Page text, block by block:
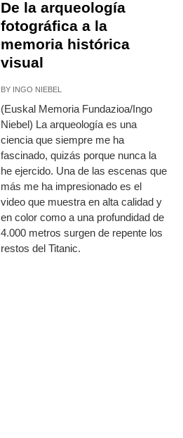
De la arqueología
fotográfica a la
memoria histórica
visual
BY INGO NIEBEL
(Euskal Memoria Fundazioa/Ingo
Niebel) La arqueología es una
ciencia que siempre me ha
fascinado, quizás porque nunca la
he ejercido. Una de las escenas que
más me ha impresionado es el
video que muestra en alta calidad y
en color como a una profundidad de
4.000 metros surgen de repente los
restos del Titanic.